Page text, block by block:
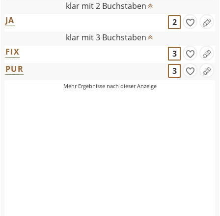
klar mit 2 Buchstaben
JA
2
klar mit 3 Buchstaben
FIX
3
PUR
3